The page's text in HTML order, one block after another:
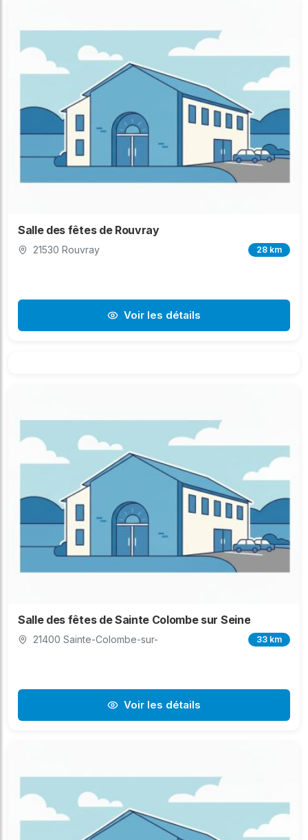
Salle des fêtes de Rouvray
21530 Rouvray 28 km
Voir les détails
Salle des fêtes de Sainte Colombe sur Seine
21400 Sainte-Colombe-sur- 33 km
Voir les détails